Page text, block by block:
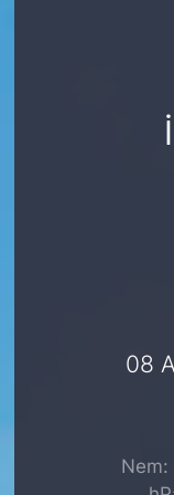
08
Nem:
KÖŞE
KÜLTÜR
SARIYER